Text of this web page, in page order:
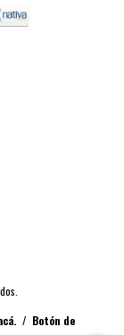
/ Botón de